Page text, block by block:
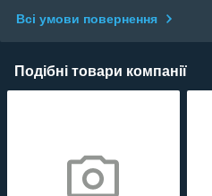
Всі умови повернення
Подібні товари компанії